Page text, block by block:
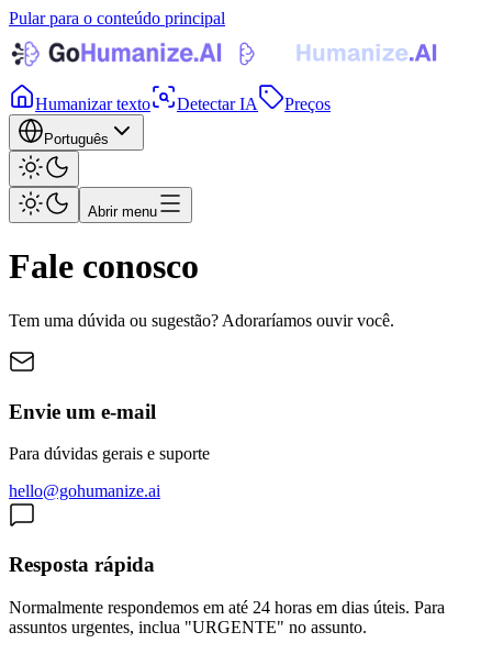
Pular para o conteúdo principal
Humanizar texto Detectar IA Preços
Português
Abrir menu
Fale conosco
Tem uma dúvida ou sugestão? Adoraríamos ouvir você.
Envie um e-mail
Para dúvidas gerais e suporte
hello@gohumanize.ai
Resposta rápida
Normalmente respondemos em até 24 horas em dias úteis. Para
assuntos urgentes, inclua "URGENTE" no assunto.